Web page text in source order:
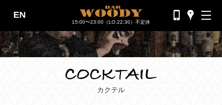
バーウッディTOP
バー ウッディについて
メニュー＆料金
おすすめカクテル
EN
15:00〜23:00（LO.22:30）不定休
カクテル